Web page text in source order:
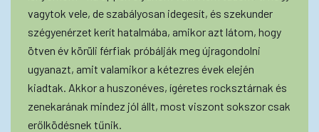
vagytok vele, de szabályosan idegesít, és szekunder
szégyenérzet kerít hatalmába, amikor azt látom, hogy
ötven év körüli férfiak próbálják meg újragondolni
ugyanazt, amit valamikor a kétezres évek elején
kiadtak. Akkor a huszonéves, ígéretes rocksztárnak és
zenekarának mindez jól állt, most viszont sokszor csak
erőlködésnek tűnik.